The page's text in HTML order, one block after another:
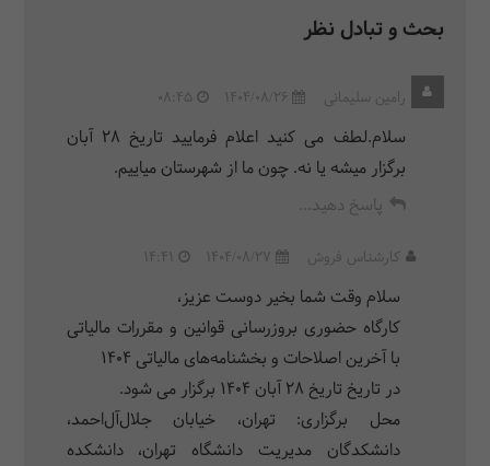
نکات کاربردی و مهم در جداول اظهارنامه مالیاتی ارزش
افزوده و حد مجاز ماده 6 قانون سامانه مؤدیان
بحث و تبادل نظر
رامین سلیمانی 1404/08/26
08:45
سلام.لطف می کنید اعلام فرمایید تاریخ ۲۸ آبان
برگزار میشه یا نه. چون ما از شهرستان میاییم.
پاسخ دهید...
کارشناس فروش 1404/08/27
14:41
سلام وقت شما بخیر دوست عزیز،
کارگاه حضوری بروزرسانی قوانین و مقررات مالیاتی
با آخرین اصلاحات و بخشنامه‌های مالیاتی 1404
در تاریخ تاریخ ۲۸ آبان 1404 برگزار می شود.
محل برگزاری: تهران، خیابان جلال‌آل‌احمد،
دانشکدگان مدیریت دانشگاه تهران، دانشکده